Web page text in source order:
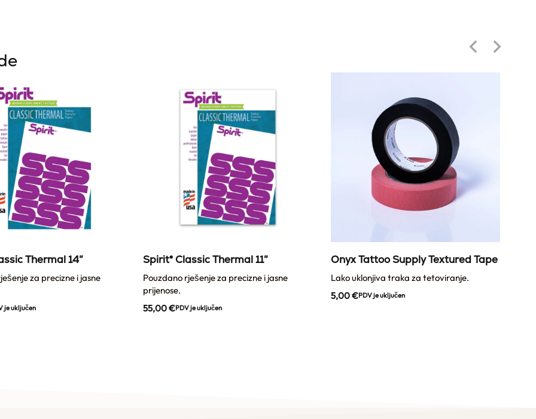
Thermal 14″
za precizne i jasne
je uključen
Spirit® Classic Thermal 11″
Pouzdano rješenje za precizne i jasne
prijenose.
55,00€PDV je uključen
Onyx Tattoo Supply Textured Tape
Lako uklonjiva traka za tetoviranje.
5,00€PDV je uključen